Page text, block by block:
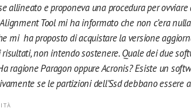
allineato e proponeva una procedura per ovviare
Tool mi ha informato che non c’era
mi ha proposto di acquistare la versione
non intendo sostenere. Quale dei due
ragione Paragon oppure Acronis? Esiste un
se le partizioni dell’Ssd debbano essere